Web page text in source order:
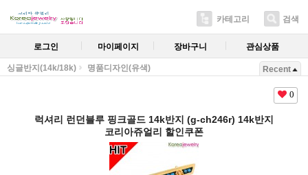
카테고리 검색
로그인 마이페이지 장바구니 관심상품
싱글반지(14k/18k) 명품디자인(유색) Recent
0
럭셔리 런던블루 핑크골드 14k반지 (g-ch246r) 14k반지
코리아쥬얼리 할인쿠폰